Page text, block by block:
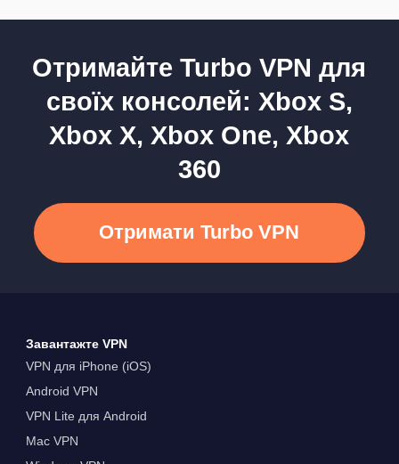
Отримайте Turbo VPN для
своїх консолей: Xbox S,
Xbox X, Xbox One, Xbox
360
Отримати Turbo VPN
Завантажте VPN
VPN для iPhone (iOS)
Android VPN
VPN Lite для Android
Mac VPN